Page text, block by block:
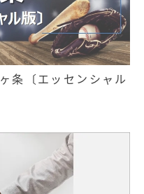
条〔エッセンシャル